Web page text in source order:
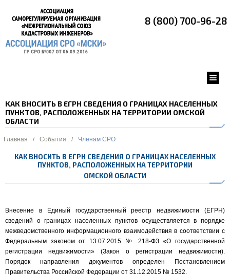
8 (800) 700-96-28
КАК ВНОСИТЬ В ЕГРН СВЕДЕНИЯ О ГРАНИЦАХ НАСЕЛЕННЫХ
ПУНКТОВ, РАСПОЛОЖЕННЫХ НА ТЕРРИТОРИИ ОМСКОЙ
ОБЛАСТИ
Главная / События / Членам СРО
КАК ВНОСИТЬ В ЕГРН СВЕДЕНИЯ О ГРАНИЦАХ НАСЕЛЕННЫХ
ПУНКТОВ, РАСПОЛОЖЕННЫХ НА ТЕРРИТОРИИ
ОМСКОЙ ОБЛАСТИ
Внесение в Единый государственный реестр недвижимости (ЕГРН)
сведений о границах населенных пунктов осуществляется в порядке
межведомственного информационного взаимодействия в соответствии с
Федеральным законом от 13.07.2015 № 218-ФЗ «О государственной
регистрации недвижимости» (Закон о регистрации недвижимости).
Порядок направления документов определен Постановлением
Правительства Российской Федерации от 31.12.2015 № 1532.